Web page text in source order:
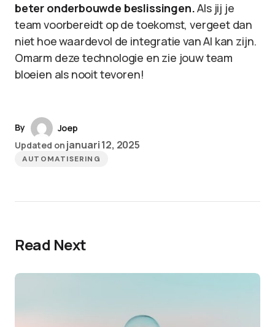
beter onderbouwde beslissingen.Als jij je
team voorbereidt op de toekomst, vergeet dan
niet hoe waardevol de integratie van AI kan zijn.
Omarm deze technologie en zie jouw team
bloeien als nooit tevoren!
By
Joep
Updated on januari 12, 2025
AUTOMATISERING
Read Next